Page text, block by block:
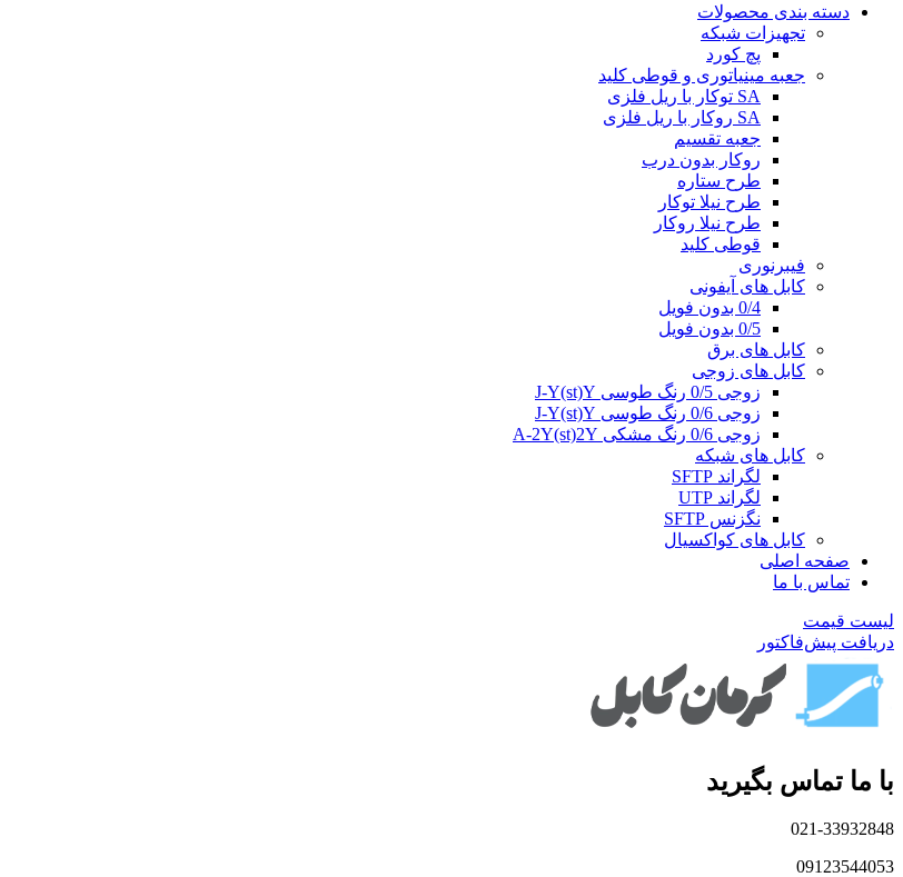
دسته بندی محصولات
تجهیزات شبکه
پچ کورد
جعبه مینیاتوری و قوطی کلید
SA توکار با ریل فلزی
SA روکار با ریل فلزی
جعبه تقسیم
روکار بدون درب
طرح ستاره
طرح نیلا توکار
طرح نیلا روکار
قوطی کلید
فیبرنوری
کابل های آیفونی
0/4 بدون فویل
0/5 بدون فویل
کابل های برق
کابل های زوجی
زوجی 0/5 رنگ طوسی J-Y(st)Y
زوجی 0/6 رنگ طوسی J-Y(st)Y
زوجی 0/6 رنگ مشکی A-2Y(st)2Y
کابل های شبکه
لگراند SFTP
لگراند UTP
نگزنس SFTP
کابل های کواکسیال
صفحه اصلی
تماس با ما
لیست قیمت
دریافت پیش‌فاکتور
با ما تماس بگیرید
021-33932848
09123544053